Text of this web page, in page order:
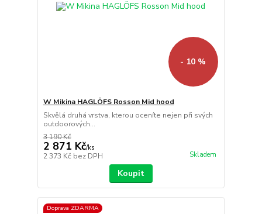
- 10 %
W Mikina HAGLÖFS Rosson Mid hood
Skvělá druhá vrstva, kterou oceníte nejen při svých
outdoorových...
3 190 Kč
2 871 Kč/ks
2 373 Kč bez DPH Skladem
Koupit
Doprava ZDARMA